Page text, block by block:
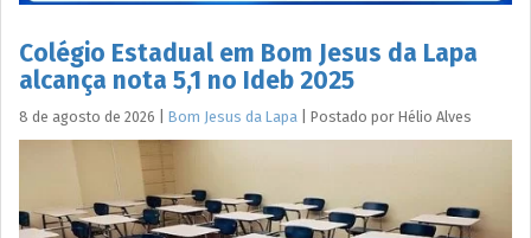
Colégio Estadual em Bom Jesus da Lapa
alcança nota 5,1 no Ideb 2025
8 de agosto de 2026 Bom Jesus da Lapa Postado por Hélio Alves